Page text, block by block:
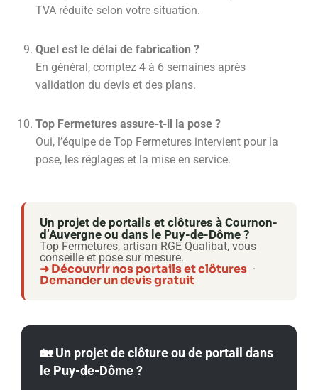
TVA réduite selon votre situation.
Quel est le délai de fabrication ?
En général, comptez 4 à 6 semaines après
validation du devis et des plans.
Top Fermetures assure-t-il la pose ?
Oui, l’équipe de Top Fermetures intervient pour la
pose, les réglages et la mise en service.
Un projet de portails et clôtures à Cournon-
d’Auvergne ou dans le Puy-de-Dôme ?
Top Fermetures, artisan RGE Qualibat, vous
conseille et pose sur mesure.
➜ Découvrir nos portails et clôtures ·
Demander un devis gratuit
🏡 Un projet de clôture ou de portail dans
le Puy-de-Dôme ?